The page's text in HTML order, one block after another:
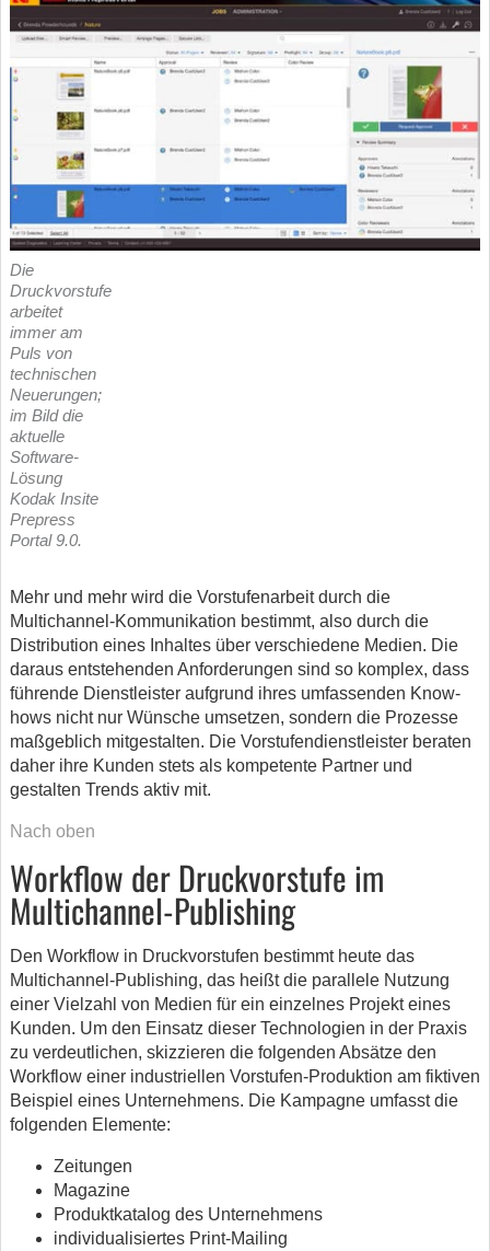
Die
Druckvorstufe
arbeitet
immer am
Puls von
technischen
Neuerungen;
im Bild die
aktuelle
Software-
Lösung
Kodak Insite
Prepress
Portal 9.0.
Mehr und mehr wird die Vorstufenarbeit durch die
Multichannel-Kommunikation bestimmt, also durch die
Distribution eines Inhaltes über verschiedene Medien. Die
daraus entstehenden Anforderungen sind so komplex, dass
führende Dienstleister aufgrund ihres umfassenden Know-
hows nicht nur Wünsche umsetzen, sondern die Prozesse
maßgeblich mitgestalten. Die Vorstufendienstleister beraten
daher ihre Kunden stets als kompetente Partner und
gestalten Trends aktiv mit.
Nach oben
Workflow der Druckvorstufe im
Multichannel-Publishing
Den Workflow in Druckvorstufen bestimmt heute das
Multichannel-Publishing, das heißt die parallele Nutzung
einer Vielzahl von Medien für ein einzelnes Projekt eines
Kunden. Um den Einsatz dieser Technologien in der Praxis
zu verdeutlichen, skizzieren die folgenden Absätze den
Workflow einer industriellen Vorstufen-Produktion am fiktiven
Beispiel eines Unternehmens. Die Kampagne umfasst die
folgenden Elemente:
Zeitungen
Magazine
Produktkatalog des Unternehmens
individualisiertes Print-Mailing